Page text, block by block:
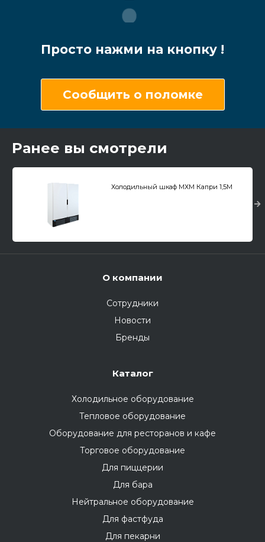
Просто нажми на кнопку !
Сообщить о поломке
Ранее вы смотрели
Холодильный шкаф МХМ Капри 1,5М
О компании
Сотрудники
Новости
Бренды
Каталог
Холодильное оборудование
Тепловое оборудование
Оборудование для ресторанов и кафе
Торговое оборудование
Для пиццерии
Для бара
Нейтральное оборудование
Для фастфуда
Для пекарни